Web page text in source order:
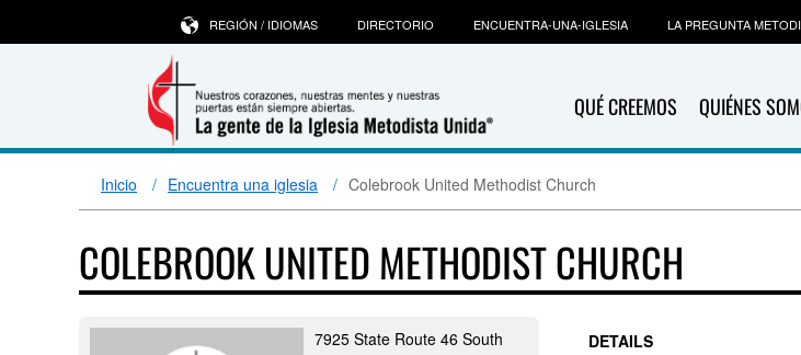
QUÉ CREEMOS QUIÉNES
REGIÓN / IDIOMAS DIRECTORIO ENCUENTRA-UNA-IGLESIA LA PREGUNTA
Inicio Encuentra una iglesia Colebrook United Methodist Church
COLEBROOK UNITED METHODIST CHURCH
7925 State Route 46 South
DETAILS